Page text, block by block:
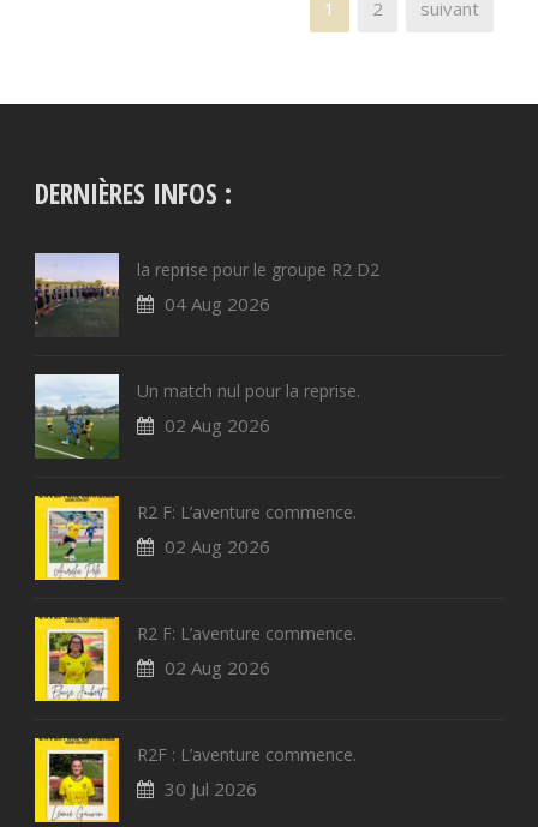
1 2 suivant
DERNIÈRES INFOS :
la reprise pour le groupe R2 D2
04 Aug 2026
Un match nul pour la reprise.
02 Aug 2026
R2 F: L’aventure commence.
02 Aug 2026
R2 F: L’aventure commence.
02 Aug 2026
R2F : L’aventure commence.
30 Jul 2026